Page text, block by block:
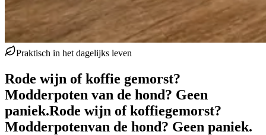
Praktisch in het dagelijks leven
Rode wijn of koffie gemorst?
Modderpoten van de hond? Geen
paniek.Rode wijn of koffiegemorst?
Modderpotenvan de hond? Geen paniek.